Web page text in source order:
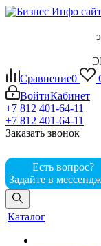
Сравнение0
ВойтиКабинет
+7 812 401-64-11
+7 812 401-64-11
Заказать звонок
Есть вопрос?
Задайте в
Каталог